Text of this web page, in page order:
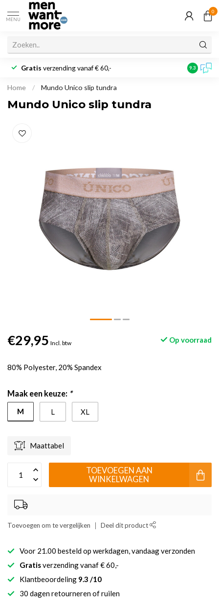
MENU
0
Gratis verzending vanaf € 60,- 9.3
Home / Mundo Unico slip tundra
Mundo Unico slip tundra
€29,95 Incl. btw Op voorraad
80% Polyester, 20% Spandex
Maak een keuze: *
M L XL
Maattabel
TOEVOEGEN AAN
WINKELWAGEN
Toevoegen om te vergelijken Deel dit product
Voor 21.00 besteld op werkdagen, vandaag verzonden
Gratisverzending vanaf € 60,-
Klantbeoordeling 9.3 /10
30 dagen retourneren of ruilen